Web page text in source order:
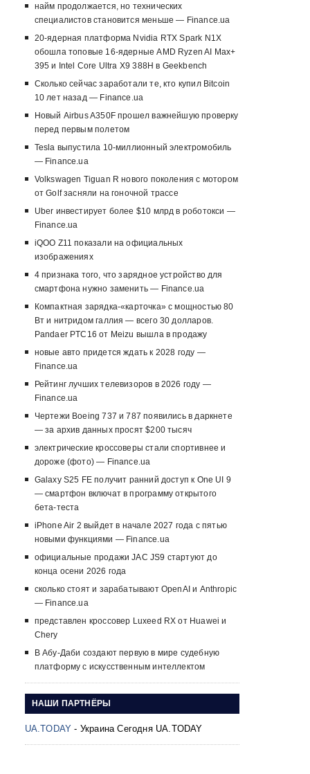
найм продолжается, но технических
специалистов становится меньше — Finance.ua
20-ядерная платформа Nvidia RTX Spark N1X
обошла топовые 16-ядерные AMD Ryzen AI Max+
395 и Intel Core Ultra X9 388H в Geekbench
Сколько сейчас заработали те, кто купил Bitcoin
10 лет назад — Finance.ua
Новый Airbus A350F прошел важнейшую проверку
перед первым полетом
Tesla выпустила 10-миллионный электромобиль
— Finance.ua
Volkswagen Tiguan R нового поколения с мотором
от Golf засняли на гоночной трассе
Uber инвестирует более $10 млрд в роботокси —
Finance.ua
iQOO Z11 показали на официальных
изображениях
4 признака того, что зарядное устройство для
смартфона нужно заменить — Finance.ua
Компактная зарядка-«карточка» с мощностью 80
Вт и нитридом галлия — всего 30 долларов.
Pandaer PTC16 от Meizu вышла в продажу
новые авто придется ждать к 2028 году —
Finance.ua
Рейтинг лучших телевизоров в 2026 году —
Finance.ua
Чертежи Boeing 737 и 787 появились в даркнете
— за архив данных просят $200 тысяч
электрические кроссоверы стали спортивнее и
дороже (фото) — Finance.ua
Galaxy S25 FE получит ранний доступ к One UI 9
— смартфон включат в программу открытого
бета-теста
iPhone Air 2 выйдет в начале 2027 года с пятью
новыми функциями — Finance.ua
официальные продажи JAC JS9 стартуют до
конца осени 2026 года
сколько стоят и зарабатывают OpenAI и Anthropic
— Finance.ua
представлен кроссовер Luxeed RX от Huawei и
Chery
В Абу-Даби создают первую в мире судебную
платформу с искусственным интеллектом
НАШИ ПАРТНЁРЫ
UA.TODAY - Украина Сегодня UA.TODAY